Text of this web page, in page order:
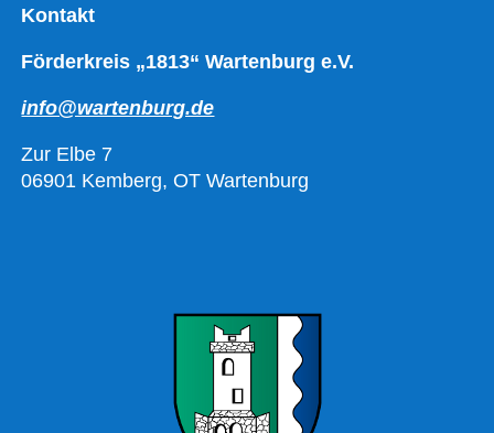
Kontakt
Förderkreis „1813“ Wartenburg e.V.
info@wartenburg.de
Zur Elbe 7
06901 Kemberg, OT Wartenburg